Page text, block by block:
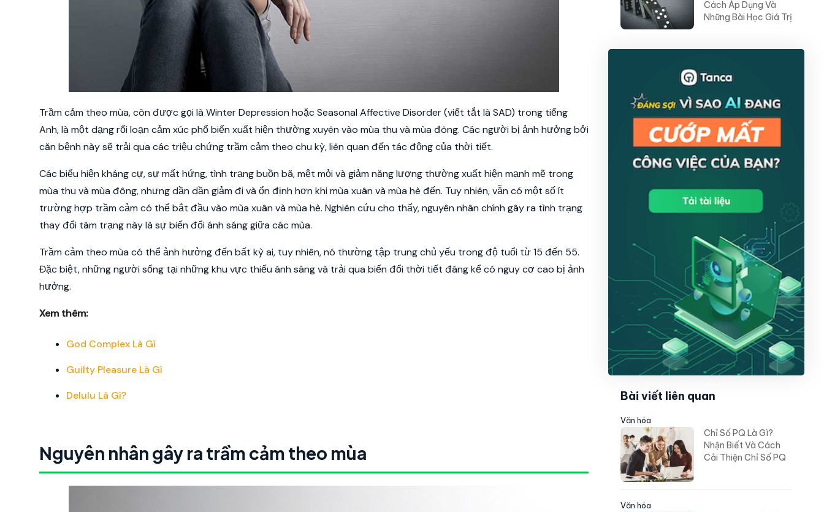
Trầm cảm theo mùa, còn được gọi là Winter Depression hoặc Seasonal Affective Disorder (viết tắt là SAD) trong tiếng
Anh, là một dạng rối loạn cảm xúc phổ biến xuất hiện thường xuyên vào mùa thu và mùa đông. Các người bị ảnh hưởng bởi
căn bệnh này sẽ trải qua các triệu chứng trầm cảm theo chu kỳ, liên quan đến tác động của thời tiết.
Các biểu hiện kháng cự, sự mất hứng, tình trạng buồn bã, mệt mỏi và giảm năng lượng thường xuất hiện mạnh mẽ trong
mùa thu và mùa đông, nhưng dần dần giảm đi và ổn định hơn khi mùa xuân và mùa hè đến. Tuy nhiên, vẫn có một số ít
trường hợp trầm cảm có thể bắt đầu vào mùa xuân và mùa hè. Nghiên cứu cho thấy, nguyên nhân chính gây ra tình trạng
thay đổi tâm trạng này là sự biến đổi ánh sáng giữa các mùa.
Trầm cảm theo mùa có thể ảnh hưởng đến bất kỳ ai, tuy nhiên, nó thường tập trung chủ yếu trong độ tuổi từ 15 đến 55.
Đặc biệt, những người sống tại những khu vực thiếu ánh sáng và trải qua biến đổi thời tiết đáng kể có nguy cơ cao bị ảnh
hưởng.
Xem thêm:
God Complex Là Gì
Guilty Pleasure Là Gì
Delulu Là Gì?
Nguyên nhân gây ra trầm cảm theo mùa
Cách Áp Dụng Và
Những Bài Học Giá Trị
Bài viết liên quan
Văn hóa
Chỉ Số PQ Là Gì?
Nhận Biết Và Cách
Cải Thiện Chỉ Số PQ
Văn hóa